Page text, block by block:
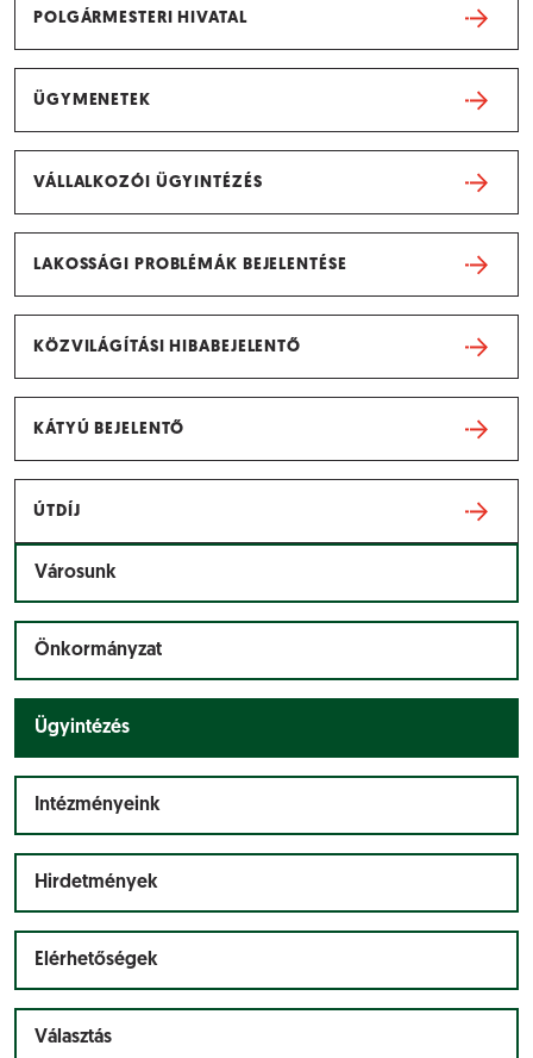
POLGÁRMESTERI HIVATAL
ÜGYMENETEK
VÁLLALKOZÓI ÜGYINTÉZÉS
LAKOSSÁGI PROBLÉMÁK BEJELENTÉSE
KÖZVILÁGÍTÁSI HIBABEJELENTŐ
KÁTYÚ BEJELENTŐ
ÚTDÍJ
Városunk
Önkormányzat
Ügyintézés
Intézményeink
Hirdetmények
Elérhetőségek
Választás